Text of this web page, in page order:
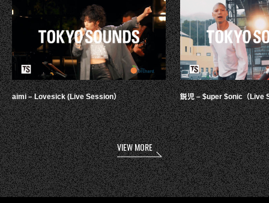
aimi – Lovesick (Live Session） 鋭児 – $uper $onic（Live
VIEW MORE